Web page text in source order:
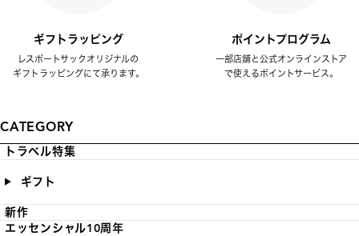
ギフトラッピング
レスポートサックオリジナルの
ギフトラッピングにて承ります。
ポイントプログラム
一部店舗と公式オンラインストア
で使えるポイントサービス。
CATEGORY
トラベル特集
ギフト
新作
エッセンシャル10周年